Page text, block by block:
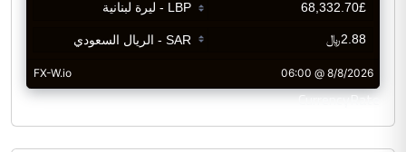
CurrencyRate